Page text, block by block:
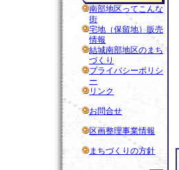
南部地区ってこんな
街
宅地（保留地）販売
情報
結城南部地区のまち
づくり
プライバシーポリシ
ー
リンク
お問合せ
区画整理事業情報
まちづくりの方針